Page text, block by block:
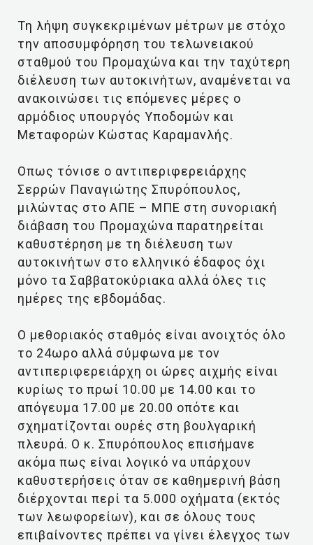
Τη λήψη συγκεκριμένων μέτρων με στόχο
την αποσυμφόρηση του τελωνειακού
σταθμού του Προμαχώνα και την ταχύτερη
διέλευση των αυτοκινήτων, αναμένεται να
ανακοινώσει τις επόμενες μέρες ο
αρμόδιος υπουργός Υποδομών και
Μεταφορών Κώστας Καραμανλής.
Οπως τόνισε ο αντιπεριφερειάρχης
Σερρών Παναγιώτης Σπυρόπουλος,
μιλώντας στο ΑΠΕ – ΜΠΕ στη συνοριακή
διάβαση του Προμαχώνα παρατηρείται
καθυστέρηση με τη διέλευση των
αυτοκινήτων στο ελληνικό έδαφος όχι
μόνο τα Σαββατοκύριακα αλλά όλες τις
ημέρες της εβδομάδας.
Ο μεθοριακός σταθμός είναι ανοιχτός όλο
το 24ωρο αλλά σύμφωνα με τον
αντιπεριφερειάρχη οι ώρες αιχμής είναι
κυρίως το πρωί 10.00 με 14.00 και το
απόγευμα 17.00 με 20.00 οπότε και
σχηματίζονται ουρές στη βουλγαρική
πλευρά. Ο κ. Σπυρόπουλος επισήμανε
ακόμα πως είναι λογικό να υπάρχουν
καθυστερήσεις όταν σε καθημερινή βάση
διέρχονται περί τα 5.000 οχήματα (εκτός
των λεωφορείων), και σε όλους τους
επιβαίνοντες πρέπει να γίνει έλεγχος των